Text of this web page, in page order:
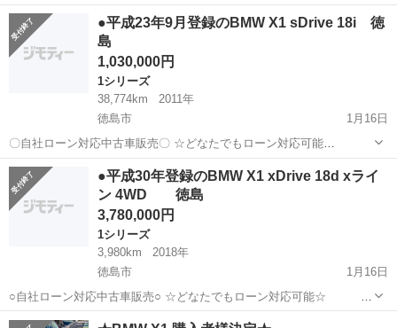
名： ＢＭＷ ■ 車種名： ２シリーズ ■ グレード名： ２１８ｄ
アクティブツアラー 純正ナビ ＥＴＣ Ｂモニター ■ 排気量：
2000...
香川 その他
●平成23年9月登録のBMW X1 sDrive 18i 徳
島
1,030,000円
1シリーズ
38,774km
2011年
徳島市
1月16日
〇自社ローン対応中古車販売〇 ☆どなたでもローン対応可能
☆ １、勤続年数の短い方や自営業の方 ２、パ
ートをされる主婦の方や派遣社員の方 ３、自己破産等をされた方やロ
ーンが組めない方 ４、他...
徳島 1シリーズ
●平成30年登録のBMW X1 xDrive 18d xライ
ン 4WD 徳島
3,780,000円
1シリーズ
3,980km
2018年
徳島市
1月16日
○自社ローン対応中古車販売○ ☆どなたでもローン対応可能☆
１、勤続年数の短い方や自営業の方 ２、パートをされる
徳島 徳島市 1シリーズ 車両